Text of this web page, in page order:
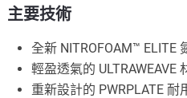
主要技術
全新 NITROFOAM™ ELITE
輕盈透氣的 ULTRAWEAVE
重新設計的 PWRPLATE 耐